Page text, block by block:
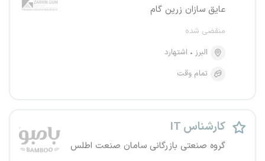
عایق سازان زرین گام
منقضی شده
البرز
اشتهارد
تمام وقت
کارشناس IT
گروه صنعتی بازرگانی سامان صنعت اطلس